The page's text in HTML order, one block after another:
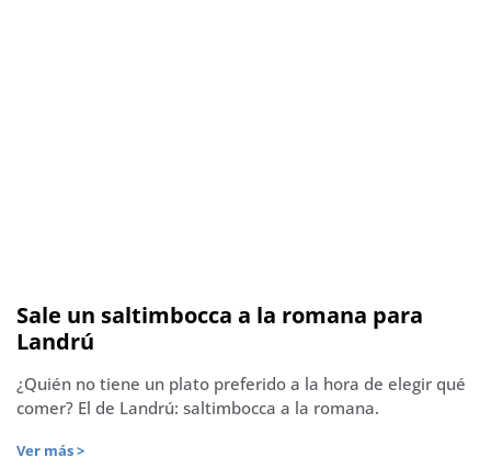
Sale un saltimbocca a la romana para
Landrú
¿Quién no tiene un plato preferido a la hora de elegir qué
comer? El de Landrú: saltimbocca a la romana.
Ver más >